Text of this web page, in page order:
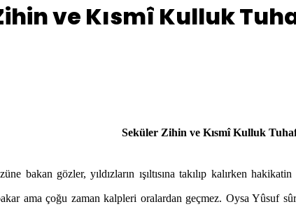
ve Kısmî Kulluk
Seküler Zihin ve Kısmî Kulluk
bakan gözler, yıldızların ışıltısına takılıp kalırken
ama çoğu zaman kalpleri oralardan geçmez. Oysa Yûsuf